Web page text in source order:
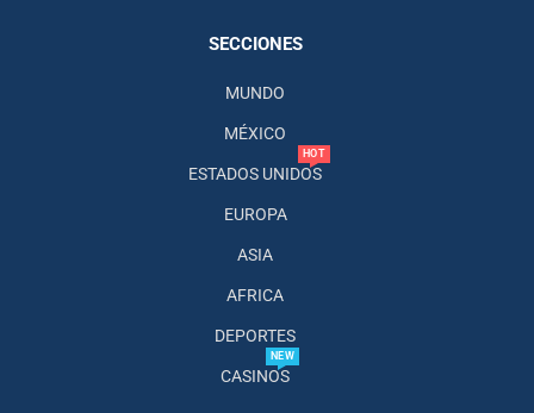
SECCIONES
MUNDO
MÉXICO
ESTADOS UNIDOS
HOT
EUROPA
ASIA
AFRICA
DEPORTES
CASINOS
NEW